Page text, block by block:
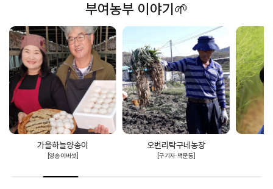
부여농부 이야기🌱
가을하늘양송이
[양송이버섯]
오번리탁구네농장
[구기자·맥문동]